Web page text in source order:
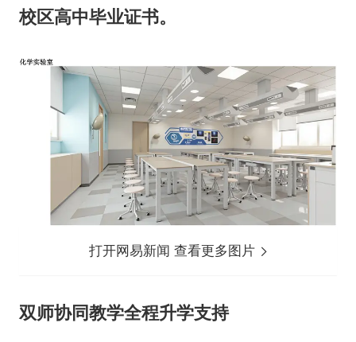
校区高中毕业证书。
打开网易新闻 查看更多图片
双师协同教学全程升学支持